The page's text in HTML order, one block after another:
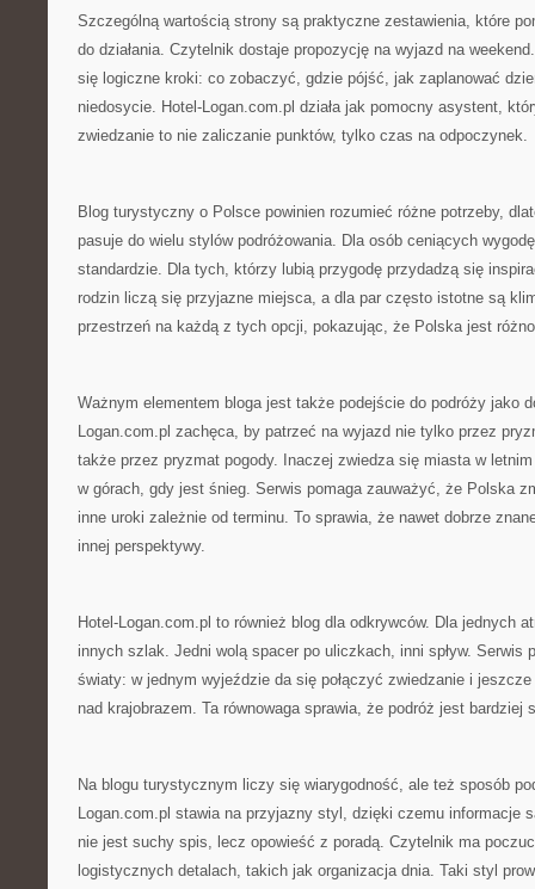
Szczególną wartością strony są praktyczne zestawienia, które
do działania. Czytelnik dostaje propozycję na wyjazd na
się logiczne kroki: co zobaczyć, gdzie pójść, jak zaplanować
niedosycie. Hotel-Logan.com.pl działa jak pomocny asystent,
zwiedzanie to nie zaliczanie punktów, tylko czas na odpoczynek.
Blog turystyczny o Polsce powinien rozumieć różne potrzeby,
pasuje do wielu stylów podróżowania. Dla osób ceniących
standardzie. Dla tych, którzy lubią przygodę przydadzą się
rodzin liczą się przyjazne miejsca, a dla par często istotne są
przestrzeń na każdą z tych opcji, pokazując, że Polska jest
Ważnym elementem bloga jest także podejście do podróży jako
Logan.com.pl zachęca, by patrzeć na wyjazd nie tylko przez
także przez pryzmat pogody. Inaczej zwiedza się miasta w
w górach, gdy jest śnieg. Serwis pomaga zauważyć, że Polska
inne uroki zależnie od terminu. To sprawia, że nawet dobrze
innej perspektywy.
Hotel-Logan.com.pl to również blog dla odkrywców. Dla jednych
innych szlak. Jedni wolą spacer po uliczkach, inni spływ. Serwis
światy: w jednym wyjeździe da się połączyć zwiedzanie i
nad krajobrazem. Ta równowaga sprawia, że podróż jest bardziej
Na blogu turystycznym liczy się wiarygodność, ale też sposób
Logan.com.pl stawia na przyjazny styl, dzięki czemu informacje
nie jest suchy spis, lecz opowieść z poradą. Czytelnik ma
logistycznych detalach, takich jak organizacja dnia. Taki styl